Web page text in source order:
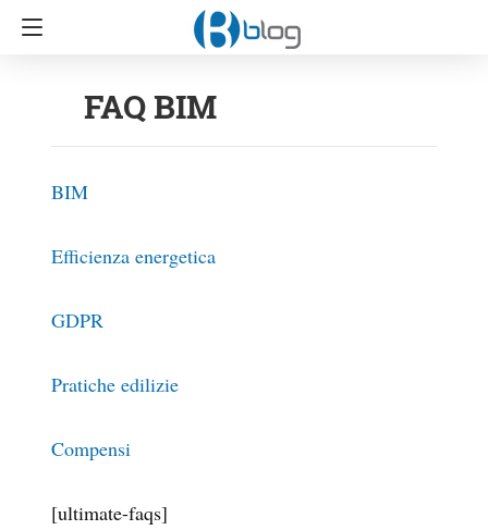
FAQ BIM
BIM
Efficienza energetica
GDPR
Pratiche edilizie
Compensi
[ultimate-faqs]